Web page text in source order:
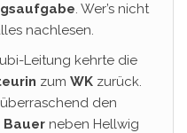
. Wer’s nicht
nachlesen.
Leitung kehrte die
zum WK zurück.
den
Bauer neben Hellwig